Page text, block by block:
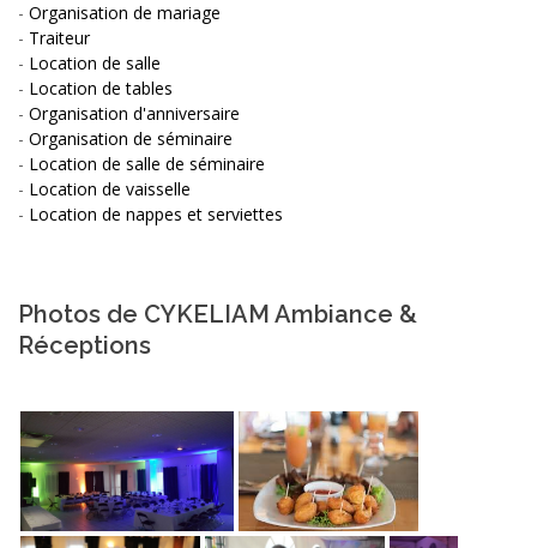
- Organisation de mariage
- Traiteur
- Location de salle
- Location de tables
- Organisation d'anniversaire
- Organisation de séminaire
- Location de salle de séminaire
- Location de vaisselle
- Location de nappes et serviettes
Photos de CYKELIAM Ambiance &
Réceptions